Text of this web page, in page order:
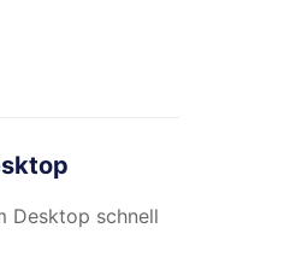
Desktop schnell